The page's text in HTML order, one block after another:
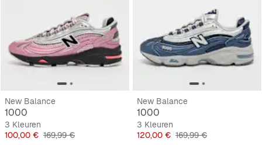
New Balance
1000
3 Kleuren
Prijs
100,00 € Originele Prijs
169,99 €
New Balance
1000
3 Kleuren
Prijs
120,00 € Originele Prijs
169,99 €